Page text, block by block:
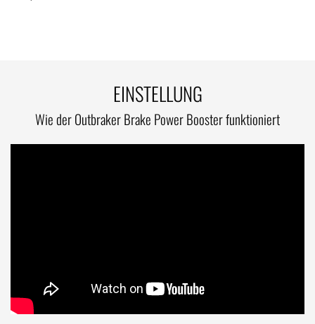
EINSTELLUNG
Wie der Outbraker Brake Power Booster funktioniert